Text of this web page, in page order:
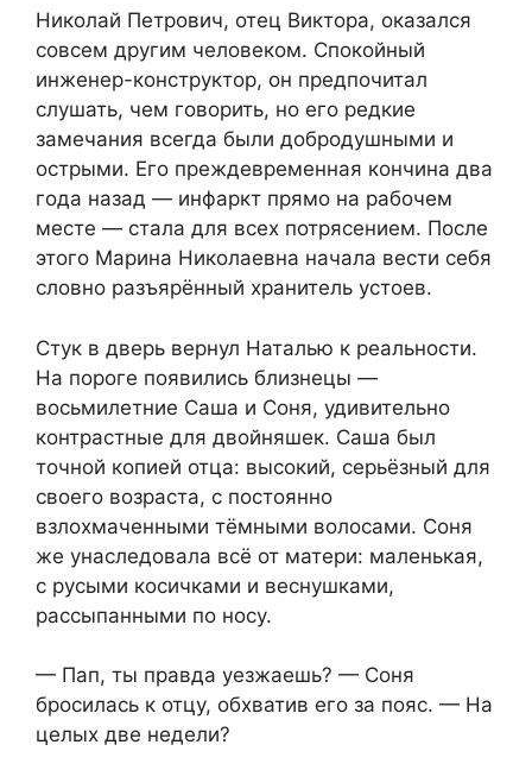
Николай Петрович, отец Виктора, оказался
совсем другим человеком. Спокойный
инженер-конструктор, он предпочитал
слушать, чем говорить, но его редкие
замечания всегда были добродушными и
острыми. Его преждевременная кончина два
года назад — инфаркт прямо на рабочем
месте — стала для всех потрясением. После
этого Марина Николаевна начала вести себя
словно разъярённый хранитель устоев.
Стук в дверь вернул Наталью к реальности.
На пороге появились близнецы —
восьмилетние Саша и Соня, удивительно
контрастные для двойняшек. Саша был
точной копией отца: высокий, серьёзный для
своего возраста, с постоянно
взлохмаченными тёмными волосами. Соня
же унаследовала всё от матери: маленькая,
с русыми косичками и веснушками,
рассыпанными по носу.
— Пап, ты правда уезжаешь? — Соня
бросилась к отцу, обхватив его за пояс. — На
целых две недели?